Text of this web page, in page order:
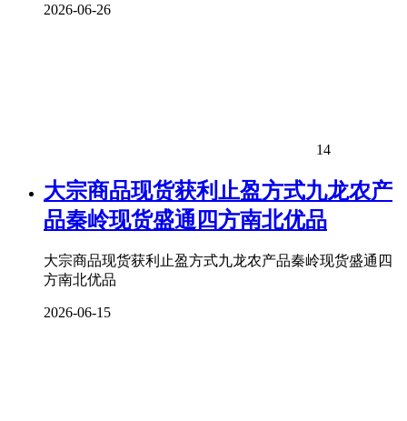
2026-06-26
14
大宗商品现货获利止盈方式九龙农产
品秦岭现货盛通四方南北优品
大宗商品现货获利止盈方式九龙农产品秦岭现货盛通四
方南北优品
2026-06-15